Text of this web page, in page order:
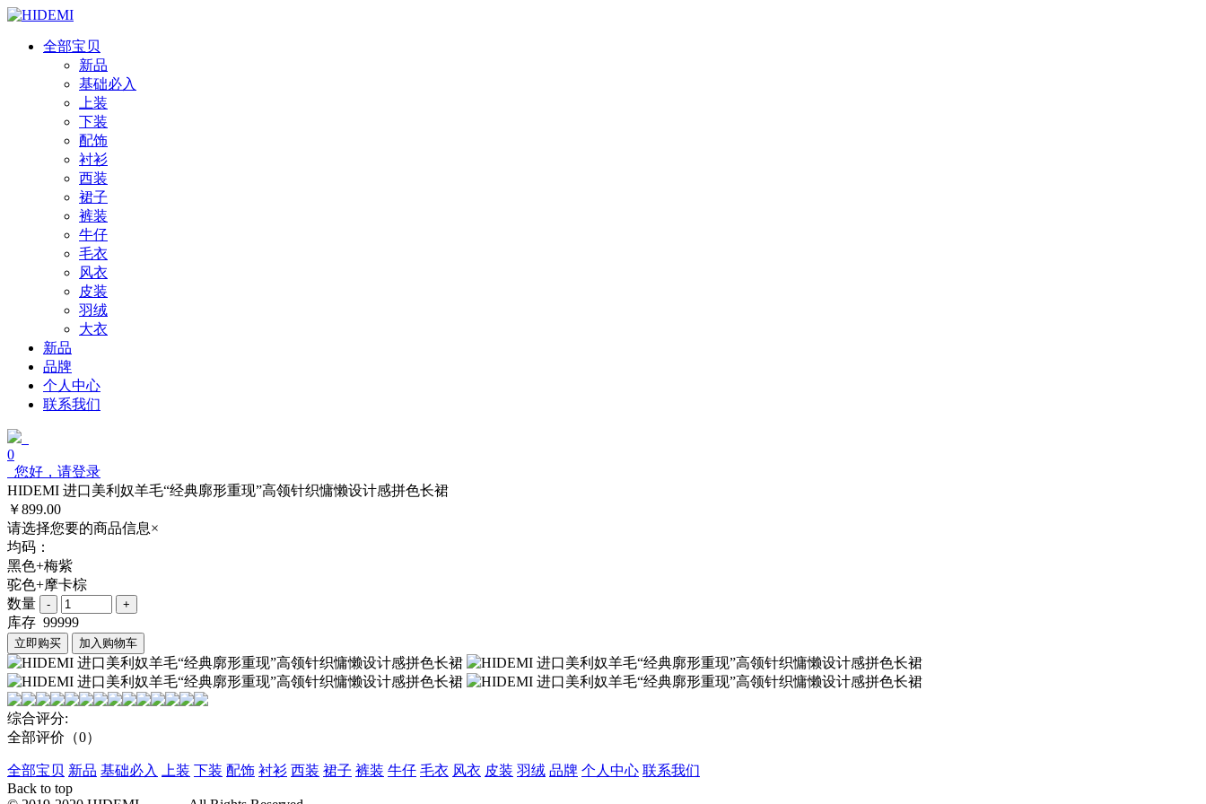
全部宝贝
新品
基础必入
上装
下装
配饰
衬衫
西装
裙子
裤装
牛仔
毛衣
风衣
皮装
羽绒
大衣
新品
品牌
个人中心
联系我们
0
您好，请登录
HIDEMI 进口美利奴羊毛“经典廓形重现”高领针织慵懒设计感拼色长裙
￥899.00
请选择您要的商品信息×
均码：
黑色+梅紫
驼色+摩卡棕
数量
库存 99999
立即购买 加入购物车
综合评分:
全部评价 （0）
全部宝贝 新品 基础必入 上装 下装 配饰 衬衫 西装 裙子 裤装 牛仔 毛衣 风衣 皮装 羽绒 品牌 个人中心 联系我们
Back to top